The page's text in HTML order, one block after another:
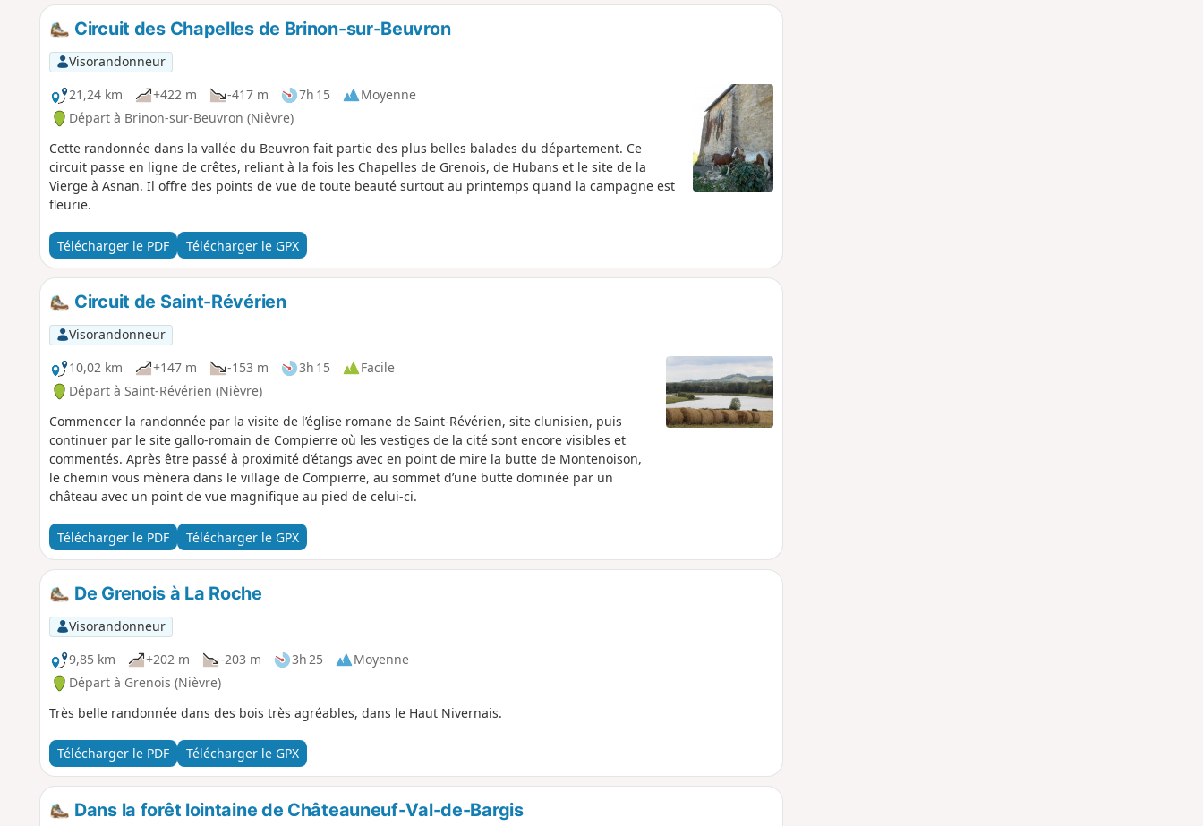
Circuit des Chapelles de Brinon-sur-Beuvron
Visorandonneur
21,24 km
+422 m -417 m 7h 15
Moyenne
Départ à Brinon-sur-Beuvron (Nièvre)
Cette randonnée dans la vallée du Beuvron fait partie des plus belles balades du département. Ce
circuit passe en ligne de crêtes, reliant à la fois les Chapelles de Grenois, de Hubans et le site de la
Vierge à Asnan. Il offre des points de vue de toute beauté surtout au printemps quand la campagne est
fleurie.
Télécharger le PDF Télécharger le GPX
Circuit de Saint-Révérien
Visorandonneur
10,02 km
+147 m -153 m 3h 15
Facile
Départ à Saint-Révérien (Nièvre)
Commencer la randonnée par la visite de l’église romane de Saint-Révérien, site clunisien, puis
continuer par le site gallo-romain de Compierre où les vestiges de la cité sont encore visibles et
commentés. Après être passé à proximité d’étangs avec en point de mire la butte de Montenoison,
le chemin vous mènera dans le village de Compierre, au sommet d’une butte dominée par un
château avec un point de vue magnifique au pied de celui-ci.
Télécharger le PDF Télécharger le GPX
De Grenois à La Roche
Visorandonneur
9,85 km
+202 m -203 m 3h 25
Moyenne
Départ à Grenois (Nièvre)
Très belle randonnée dans des bois très agréables, dans le Haut Nivernais.
Télécharger le PDF Télécharger le GPX
Dans la forêt lointaine de Châteauneuf-Val-de-Bargis